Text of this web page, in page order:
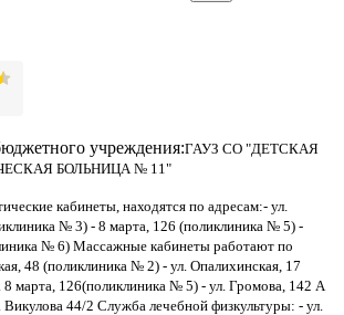
учреждения:ГАУЗ СО "ДЕТСКАЯ
БОЛЬНИЦА № 11"
кабинеты, находятся по адресам:- ул.
№ 3) - 8 марта, 126 (поликлиника № 5) -
№ 6) Массажные кабинеты работают по
48 (поликлиника № 2) - ул. Опалихинская, 17
марта, 126(поликлиника № 5) - ул. Громова, 142 А
44/2 Служба лечебной физкультуры: - ул.